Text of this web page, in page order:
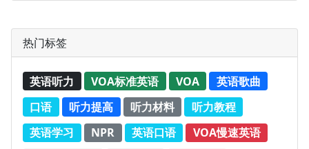
热门标签
英语听力 VOA标准英语 VOA
英语歌曲
口语
听力提高 听力材料
听力教程
英语学习
NPR 英语口语
VOA慢速英语